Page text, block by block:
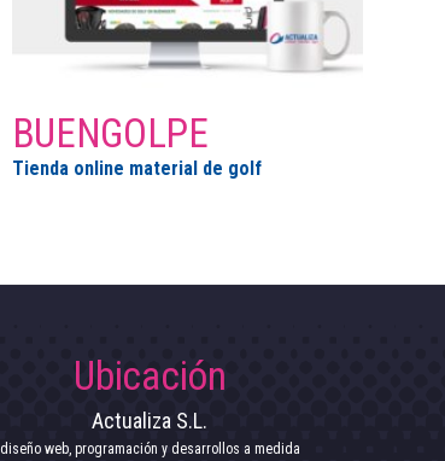
BUENGOLPE
Tienda online material de golf
Ubicación
Actualiza S.L.
diseño web, programación y desarrollos a medida